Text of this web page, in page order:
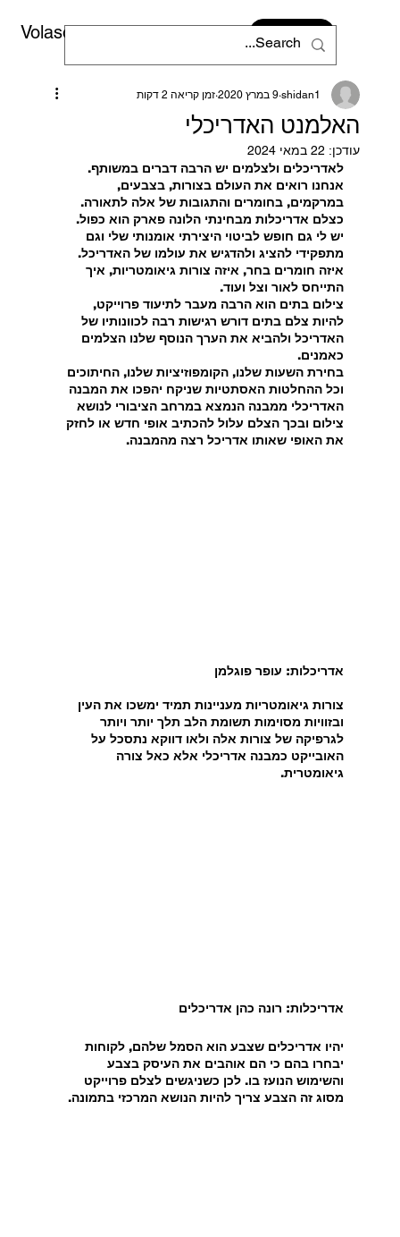
Volaso
האלמנט האדריכלי
shidan1 9 במרץ 2020 זמן קריאה 2 דקות
עודכן: 22 במאי 2024
לאדריכלים ולצלמים יש הרבה דברים במשותף.
אנחנו רואים את העולם בצורות, בצבעים,
במרקמים, בחומרים והתגובות של אלה לתאורה.
כצלם אדריכלות מבחינתי הלונה פארק הוא כפול.
יש לי גם חופש לביטוי היצירתי אומנותי שלי וגם
מתפקידי להציג ולהדגיש את עולמו של האדריכל.
איזה חומרים בחר, איזה צורות גיאומטריות, איך
התייחס לאור וצל ועוד.
צילום בתים הוא הרבה מעבר לתיעוד פרוייקט,
להיות צלם בתים דורש רגישות רבה לכוונותיו של
האדריכל ולהביא את הערך הנוסף שלנו הצלמים
כאמנים.
בחירת השעות שלנו, הקומפוזיציות שלנו, החיתוכים
וכל ההחלטות האסתטיות שניקח יהפכו את המבנה
האדריכלי ממבנה הנמצא במרחב הציבורי לנושא
צילום ובכך הצלם עלול להכתיב אופי חדש או לחזק
את האופי שאותו אדריכל רצה מהמבנה.
אדריכלות: עופר פוגלמן
צורות גיאומטריות מעניינות תמיד ימשכו את העין
ובזוויות מסוימות תשומת הלב תלך יותר ויותר
לגרפיקה של צורות אלה ולאו דווקא נתסכל על
האובייקט כמבנה אדריכלי אלא כאל צורה
גיאומטרית.
אדריכלות: רונה כהן אדריכלים
יהיו אדריכלים שצבע הוא הסמל שלהם, לקוחות
יבחרו בהם כי הם אוהבים את העיסק בצבע
והשימוש הנועז בו. לכן כשניגשים לצלם פרוייקט
מסוג זה הצבע צריך להיות הנושא המרכזי בתמונה.